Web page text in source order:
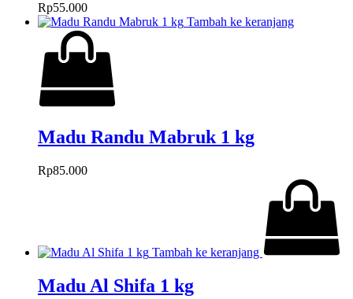
Rp55.000
Tambah ke keranjang
Madu Randu Mabruk 1 kg
Rp85.000
Tambah ke keranjang
Madu Al Shifa 1 kg